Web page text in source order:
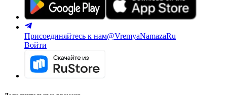
Присоединяйтесь к нам@VremyaNamazaRu
Войти